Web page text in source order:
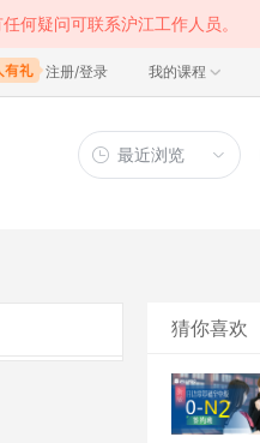
何疑问可联系沪江工作人员。
注册/登录 我的课程
最近浏览
猜你喜欢